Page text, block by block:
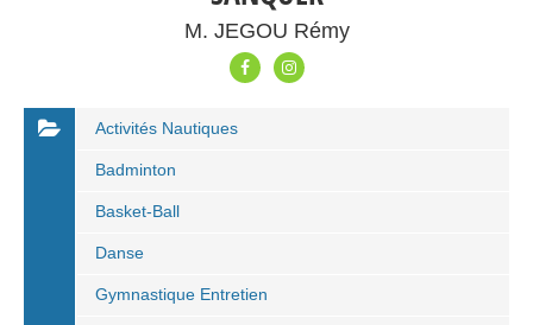
M. JEGOU Rémy
Activités Nautiques
Badminton
Basket-Ball
Danse
Gymnastique Entretien